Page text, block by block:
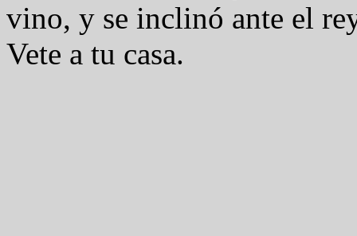
vino, y se inclinó ante el
Vete a tu casa.